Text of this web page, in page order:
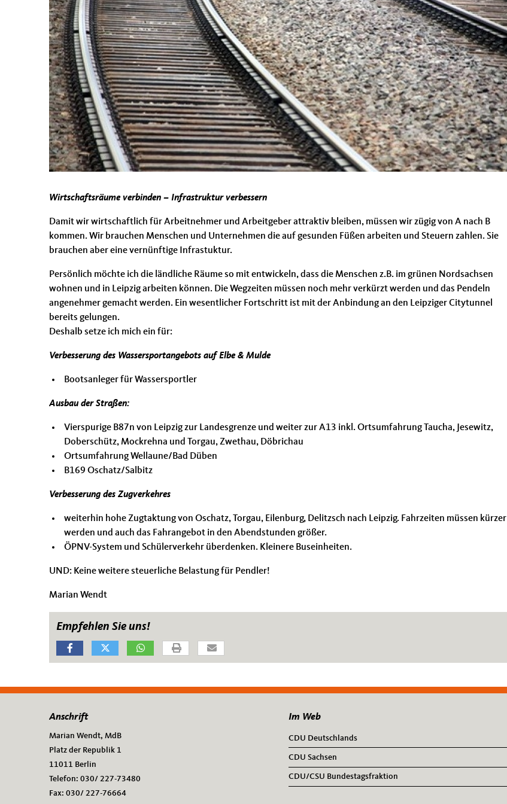
Wirtschaftsräume verbinden – Infrastruktur verbessern
Damit wir wirtschaftlich für Arbeitnehmer und Arbeitgeber attraktiv bleiben, müssen wir zügig von A nach B
kommen. Wir brauchen Menschen und Unternehmen die auf gesunden Füßen arbeiten und Steuern zahlen. Sie
brauchen aber eine vernünftige Infrastuktur.
Persönlich möchte ich die ländliche Räume so mit entwickeln, dass die Menschen z.B. im grünen Nordsachsen
wohnen und in Leipzig arbeiten können. Die Wegzeiten müssen noch mehr verkürzt werden und das Pendeln
angenehmer gemacht werden. Ein wesentlicher Fortschritt ist mit der Anbindung an den Leipziger Citytunnel
bereits gelungen.
Deshalb setze ich mich ein für:
Verbesserung des Wassersportangebots auf Elbe & Mulde
Bootsanleger für Wassersportler
Ausbau der Straßen:
Vierspurige B87n von Leipzig zur Landesgrenze und weiter zur A13 inkl. Ortsumfahrung Taucha, Jesewitz,
Doberschütz, Mockrehna und Torgau, Zwethau, Döbrichau
Ortsumfahrung Wellaune/Bad Düben
B169 Oschatz/Salbitz
Verbesserung des Zugverkehres
weiterhin hohe Zugtaktung von Oschatz, Torgau, Eilenburg, Delitzsch nach Leipzig. Fahrzeiten müssen kürzer
werden und auch das Fahrangebot in den Abendstunden größer.
ÖPNV-System und Schülerverkehr überdenken. Kleinere Buseinheiten.
UND: Keine weitere steuerliche Belastung für Pendler!
Marian Wendt
Empfehlen Sie uns!
Fußbereich
Anschrift
Marian Wendt, MdB
Platz der Republik 1
11011 Berlin
Telefon: 030/ 227-73480
Fax: 030/ 227-76664
Im Web
CDU Deutschlands
CDU Sachsen
CDU/CSU Bundestagsfraktion